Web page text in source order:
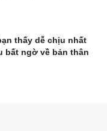
thấy dễ chịu nhất
bất ngờ về bản thân